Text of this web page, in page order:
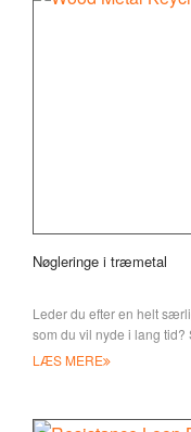
Nøgleringe i træmetal
Leder du efter en helt
som du vil nyde i lang tid?
LÆS MERE